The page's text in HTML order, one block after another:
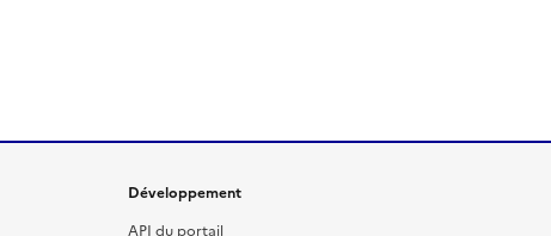
Développement
API du portail